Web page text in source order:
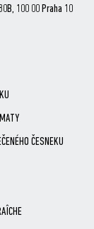
100 00 Praha 10
ČESNEKU